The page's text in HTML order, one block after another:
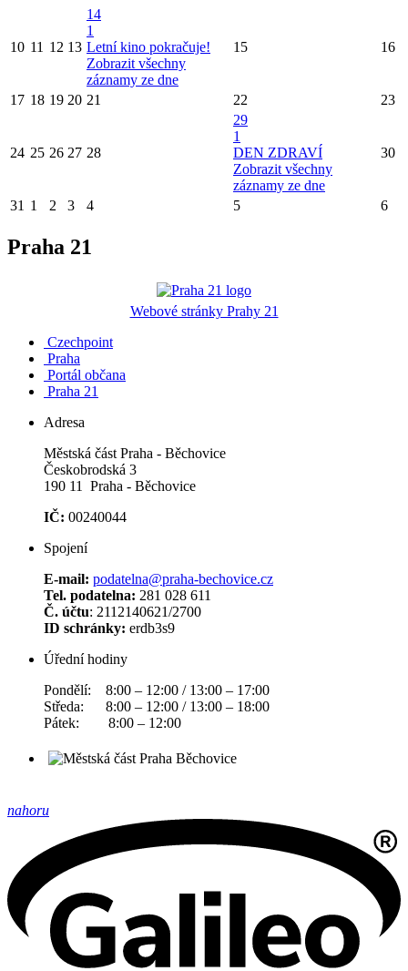
10 11 12 13
14
1
Letní kino pokračuje!
Zobrazit všechny
záznamy ze dne
15 16
17 18 19 20 21 22 23
24 25 26 27 28
29
1
DEN ZDRAVÍ
Zobrazit všechny
záznamy ze dne
30
31 1 2 3 4 5 6
Praha 21
Webové stránky Prahy 21
Czechpoint
Praha
Portál občana
Praha 21
Adresa
Městská část Praha - Běchovice
Českobrodská 3
190 11 Praha - Běchovice
IČ: 00240044
Spojení
E-mail: podatelna@praha-bechovice.cz
Tel. podatelna: 281 028 611
Č. účtu: 2112140621/2700
ID schránky: erdb3s9
Úřední hodiny
Pondělí: 8:00 – 12:00 / 13:00 – 17:00
Středa: 8:00 – 12:00 / 13:00 – 18:00
Pátek: 8:00 – 12:00
nahoru